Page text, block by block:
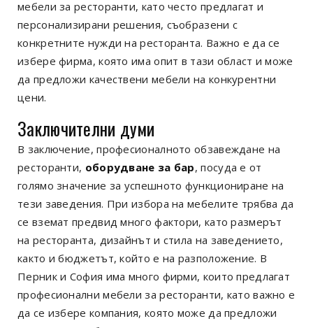
мебели за ресторанти, като често предлагат и
персонализирани решения, съобразени с
конкретните нужди на ресторанта. Важно е да се
избере фирма, която има опит в тази област и може
да предложи качествени мебели на конкурентни
цени.
Заключителни думи
В заключение, професионалното обзавеждане на
ресторанти, оборудване за бар, посуда е от
голямо значение за успешното функциониране на
тези заведения. При избора на мебелите трябва да
се вземат предвид много фактори, като размерът
на ресторанта, дизайнът и стила на заведението,
както и бюджетът, който е на разположение. В
Перник и София има много фирми, които предлагат
професионални мебели за ресторанти, като важно е
да се избере компания, която може да предложи